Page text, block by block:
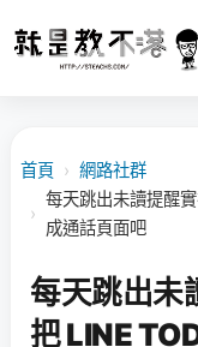
首頁 › 網路社群
›
每天跳出未讀提醒
成通話頁面吧
每天跳出未
把 LINE